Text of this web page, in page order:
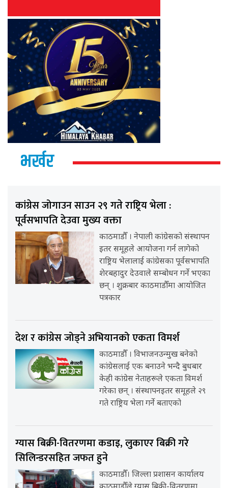
भर्खर
कांग्रेस जोगाउन साउन २९ गते राष्ट्रिय भेला :
पूर्वसभापति देउवा मुख्य वक्ता
काठमाडौँ । नेपाली कांग्रेसको संस्थापन
इतर समूहले आयोजना गर्न लागेको
राष्ट्रिय भेलालाई कांग्रेसका पूर्वसभापति
शेरबहादुर देउवाले सम्बोधन गर्ने भएका
छन् । शुक्रबार काठमाडौँमा आयोजित
पत्रकार
देश र कांग्रेस जोड्ने अभियानको एकता विमर्श
काठमाडौँ । विभाजनउन्मुख बनेको
कांग्रेसलाई एक बनाउने भन्दै बुधबार
केही कांग्रेस नेताहरूले एकता विमर्श
गरेका छन् । संस्थापनइतर समूहले २९
गते राष्ट्रिय भेला गर्ने बताएको
ग्यास बिक्री-वितरणमा कडाइ, लुकाएर बिक्री गरे
सिलिन्डरसहित जफत हुने
काठमाडौँ। जिल्ला प्रशासन कार्यालय